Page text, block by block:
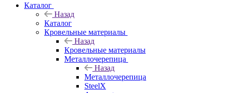
Каталог
Назад
Каталог
Кровельные материалы
Назад
Кровельные материалы
Металлочерепица
Назад
Металлочерепица
SteelX